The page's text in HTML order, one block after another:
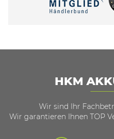
HKM
Wir sind Ihr
Wir garantieren Ihnen TOP